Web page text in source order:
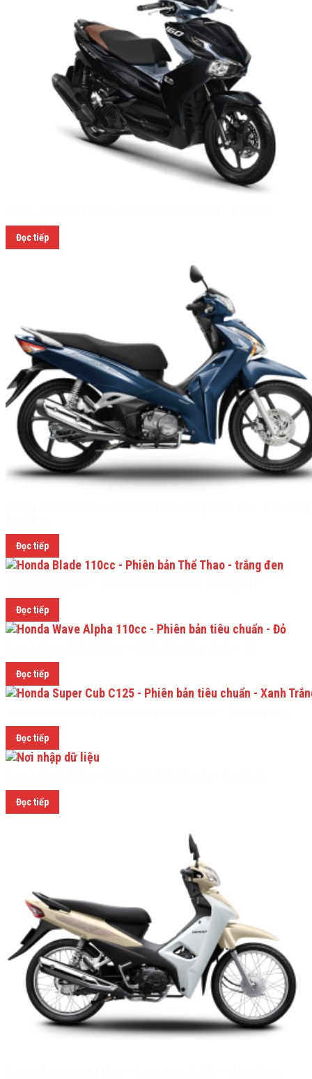
Đọc tiếp
Đọc tiếp
Đọc tiếp
Đọc tiếp
Đọc tiếp
Đọc tiếp